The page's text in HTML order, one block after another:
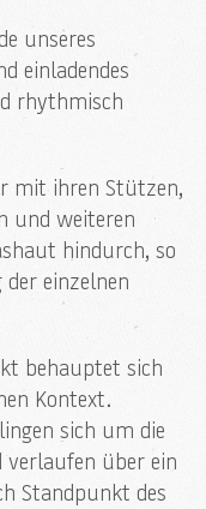
unseres
einladendes
rhythmisch
mit ihren Stützen,
und weiteren
hindurch, so
einzelnen
behauptet sich
Kontext.
sich um die
verlaufen über ein
Standpunkt des